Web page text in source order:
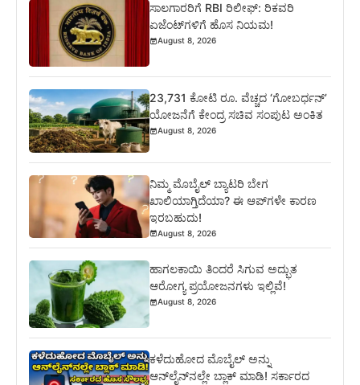
ಸಾಲಗಾರರಿಗೆ RBI ರಿಲೀಫ್‌: ರಿಕವರಿ
ಏಜೆಂಟ್‌ಗಳಿಗೆ ಹೊಸ ನಿಯಮ!
August 8, 2026
23,731 ಕೋಟಿ ರೂ. ವೆಚ್ಚದ ‘ಗೋಬರ್ಧನ್’
ಯೋಜನೆಗೆ ಕೇಂದ್ರ ಸಚಿವ ಸಂಪುಟ ಅಂಕಿತ
August 8, 2026
ನಿಮ್ಮ ಮೊಬೈಲ್ ಬ್ಯಾಟರಿ ಬೇಗ
ಖಾಲಿಯಾಗ್ತಿದೆಯಾ? ಈ ಆಪ್‌ಗಳೇ ಕಾರಣ
ಇರಬಹುದು!
August 8, 2026
ಹಾಗಲಕಾಯಿ ತಿಂದರೆ ಸಿಗುವ ಅದ್ಭುತ
ಆರೋಗ್ಯ ಪ್ರಯೋಜನಗಳು ಇಲ್ಲಿವೆ!
August 8, 2026
ಕಳೆದುಹೋದ ಮೊಬೈಲ್ ಅನ್ನು
ಆನ್‌ಲೈನ್‌ನಲ್ಲೇ ಬ್ಲಾಕ್ ಮಾಡಿ! ಸರ್ಕಾರದ